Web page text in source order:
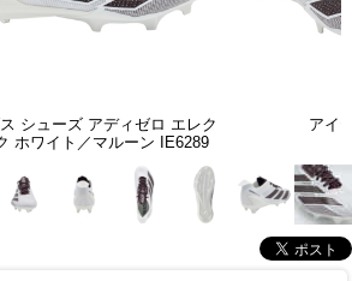
シューズ アディゼロ エレク
ホワイト／マルーン IE6289
アイ